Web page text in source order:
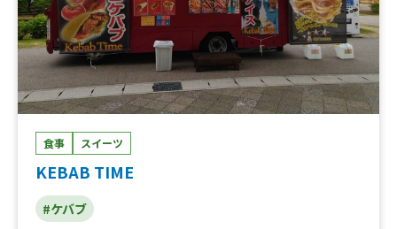
食事 スイーツ
KEBAB TIME
#ケバブ